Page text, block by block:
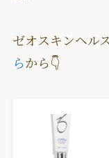
ゼオスキンヘル
らから👇